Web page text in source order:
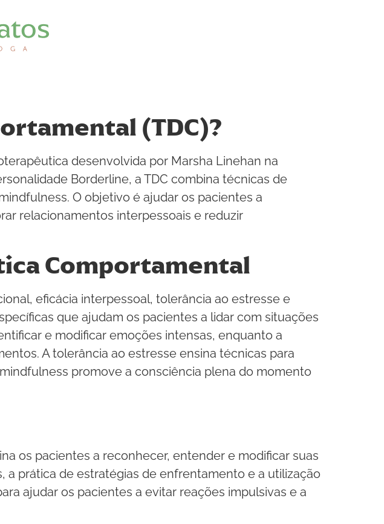
(TDC)?
desenvolvida por Marsha Linehan na
Borderline, a TDC combina técnicas de
O objetivo é ajudar os pacientes a
relacionamentos interpessoais e reduzir
Comportamental
eficácia interpessoal, tolerância ao estresse e
que ajudam os pacientes a lidar com situações
e modificar emoções intensas, enquanto a
A tolerância ao estresse ensina técnicas para
promove a consciência plena do momento
os pacientes a reconhecer, entender e modificar suas
a prática de estratégias de enfrentamento e a utilização
ajudar os pacientes a evitar reações impulsivas e a